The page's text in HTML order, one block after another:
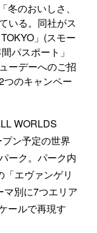
のおいしさ、
いる。同社がス
」(スモー
パスポート」
ーデーへのご招
のキャンペー
WORLDS
ン予定の世界
ーク。パーク内
エヴァンゲリ
マ別に7つエリア
ールで再現す